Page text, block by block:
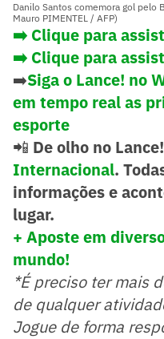
Danilo Santos comemora gol pelo
Mauro PIMENTEL / AFP)
➡️ Clique para
➡️ Clique para
➡️Siga o Lance! no
em tempo real as
esporte
📲 De olho no
Internacional.
informações e
lugar.
+ Aposte em
mundo!
*É preciso ter mais
de qualquer
Jogue de forma